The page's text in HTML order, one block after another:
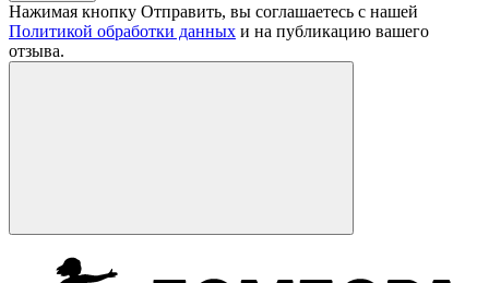
Нажимая кнопку Отправить, вы соглашаетесь с нашей
Политикой обработки данных и на публикацию вашего
отзыва.